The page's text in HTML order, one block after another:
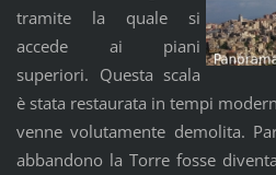
tramite la quale si
accede ai piani
superiori. Questa scala
è stata restaurata in tempi
venne volutamente demolita.
abbandono la Torre fosse